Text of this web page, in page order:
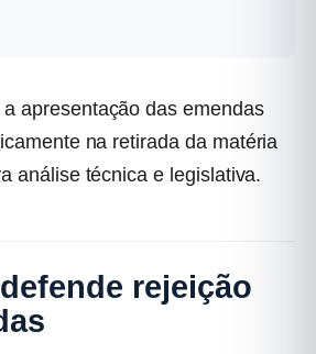
apresentação das emendas
na retirada da matéria
análise técnica e legislativa.
rejeição